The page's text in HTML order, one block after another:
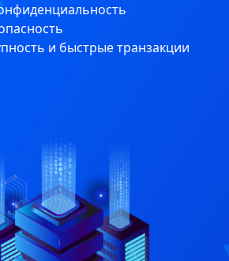
и быстрые транзакции